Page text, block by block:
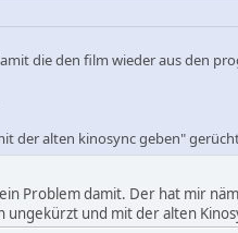
die den film wieder aus den
der alten kinosync geben"
Problem damit. Der hat mir
ungekürzt und mit der alten